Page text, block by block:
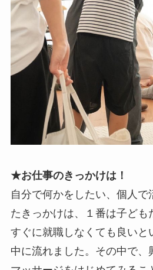
★お仕事のきっかけは！
自分で何かをしたい、個人で
たきっかけは、１番は子ども
すぐに就職しなくても良いと
中に流れました。その中で、